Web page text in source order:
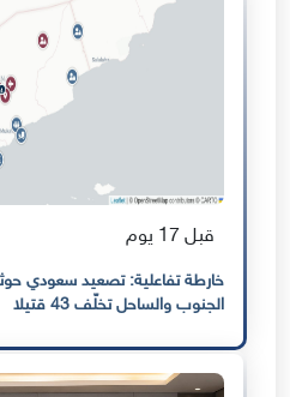
قبل 17 يوم
خارطة تفاعلية: تصعيد سعودي
الجنوب والساحل تخلّف 43 قتيلا